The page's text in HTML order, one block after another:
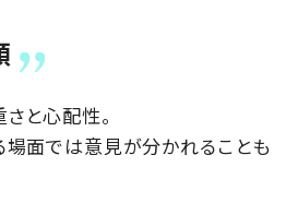
と心配性。
場面では意見が分かれることも